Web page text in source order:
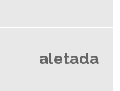
aletada